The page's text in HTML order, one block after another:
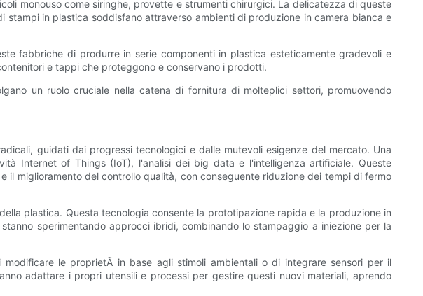
monouso come siringhe, provette e strumenti chirurgici. La delicatezza di queste
in plastica soddisfano attraverso ambienti di produzione in camera bianca e
fabbriche di produrre in serie componenti in plastica esteticamente gradevoli e
e tappi che proteggono e conservano i prodotti.
un ruolo cruciale nella catena di fornitura di molteplici settori, promuovendo
guidati dai progressi tecnologici e dalle mutevoli esigenze del mercato. Una
Internet of Things (IoT), l'analisi dei big data e l'intelligenza artificiale. Queste
miglioramento del controllo qualità, con conseguente riduzione dei tempi di fermo
plastica. Questa tecnologia consente la prototipazione rapida e la produzione in
sperimentando approcci ibridi, combinando lo stampaggio a iniezione per la
le proprietÃ in base agli stimoli ambientali o di integrare sensori per il
adattare i propri utensili e processi per gestire questi nuovi materiali, aprendo